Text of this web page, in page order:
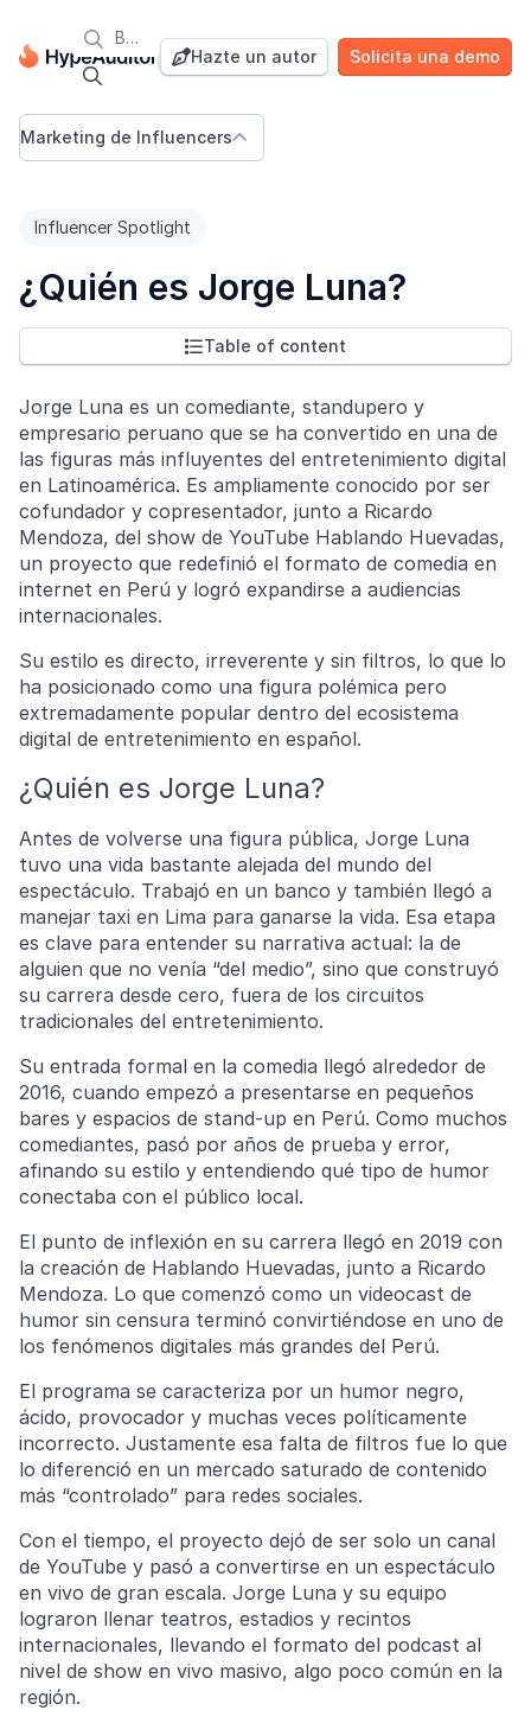
Blog


Hazte un autor Solicita una demo
Marketing de Influencers
Influencer Spotlight
¿Quién es Jorge Luna?
Table of content
Jorge Luna es un comediante, standupero y
empresario peruano que se ha convertido en una de
las figuras más influyentes del entretenimiento digital
en Latinoamérica. Es ampliamente conocido por ser
cofundador y copresentador, junto a Ricardo
Mendoza, del show de YouTube Hablando Huevadas,
un proyecto que redefinió el formato de comedia en
internet en Perú y logró expandirse a audiencias
internacionales.
Su estilo es directo, irreverente y sin filtros, lo que lo
ha posicionado como una figura polémica pero
extremadamente popular dentro del ecosistema
digital de entretenimiento en español.
¿Quién es Jorge Luna?
Antes de volverse una figura pública, Jorge Luna
tuvo una vida bastante alejada del mundo del
espectáculo. Trabajó en un banco y también llegó a
manejar taxi en Lima para ganarse la vida. Esa etapa
es clave para entender su narrativa actual: la de
alguien que no venía “del medio”, sino que construyó
su carrera desde cero, fuera de los circuitos
tradicionales del entretenimiento.
Su entrada formal en la comedia llegó alrededor de
2016, cuando empezó a presentarse en pequeños
bares y espacios de stand-up en Perú. Como muchos
comediantes, pasó por años de prueba y error,
afinando su estilo y entendiendo qué tipo de humor
conectaba con el público local.
El punto de inflexión en su carrera llegó en 2019 con
la creación de Hablando Huevadas, junto a Ricardo
Mendoza. Lo que comenzó como un videocast de
humor sin censura terminó convirtiéndose en uno de
los fenómenos digitales más grandes del Perú.
El programa se caracteriza por un humor negro,
ácido, provocador y muchas veces políticamente
incorrecto. Justamente esa falta de filtros fue lo que
lo diferenció en un mercado saturado de contenido
más “controlado” para redes sociales.
Con el tiempo, el proyecto dejó de ser solo un canal
de YouTube y pasó a convertirse en un espectáculo
en vivo de gran escala. Jorge Luna y su equipo
lograron llenar teatros, estadios y recintos
internacionales, llevando el formato del podcast al
nivel de show en vivo masivo, algo poco común en la
región.